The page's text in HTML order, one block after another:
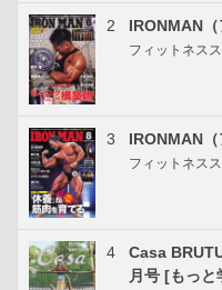
2 IRONMAN
フィットネス
3 IRONMAN
フィットネス
4
Casa
月号 [もっ